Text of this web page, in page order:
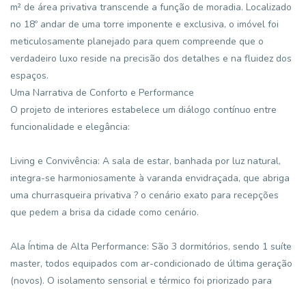
m² de área privativa transcende a função de moradia. Localizado
no 18º andar de uma torre imponente e exclusiva, o imóvel foi
meticulosamente planejado para quem compreende que o
verdadeiro luxo reside na precisão dos detalhes e na fluidez dos
espaços.
Uma Narrativa de Conforto e Performance
O projeto de interiores estabelece um diálogo contínuo entre
funcionalidade e elegância:
Living e Convivência: A sala de estar, banhada por luz natural,
integra-se harmoniosamente à varanda envidraçada, que abriga
uma churrasqueira privativa ? o cenário exato para recepções
que pedem a brisa da cidade como cenário.
Ala Íntima de Alta Performance: São 3 dormitórios, sendo 1 suíte
master, todos equipados com ar-condicionado de última geração
(novos). O isolamento sensorial e térmico foi priorizado para